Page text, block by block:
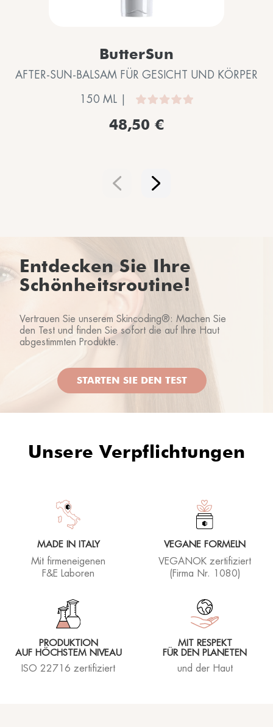
ButterSun
AFTER-SUN-BALSAM FÜR GESICHT UND KÖRPER
150 ML |
48,50 €
Entdecken Sie Ihre
Schönheitsroutine!
Vertrauen Sie unserem Skincoding®: Machen Sie
den Test und finden Sie sofort die auf Ihre Haut
abgestimmten Produkte.
STARTEN SIE DEN TEST
Unsere Verpflichtungen
MADE IN ITALY
Mit firmeneigenen
F&E Laboren
VEGANE FORMELN
VEGANOK zertifiziert
(Firma Nr. 1080)
PRODUKTION
AUF HÖCHSTEM NIVEAU
ISO 22716 zertifiziert
MIT RESPEKT
FÜR DEN PLANETEN
und der Haut